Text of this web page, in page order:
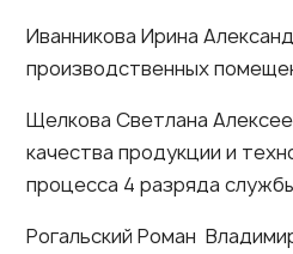
Иванникова Ирина
производственных
Щелкова Светлана
качества продукции и
процесса 4 разряда
Рогальский Роман